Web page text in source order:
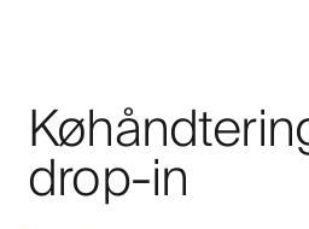
drop-in